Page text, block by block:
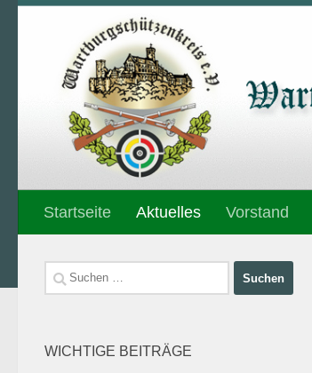
Unter dem Inhalt
Startseite Aktuelles Vorstand
Suchen
nach:
WICHTIGE BEITRÄGE